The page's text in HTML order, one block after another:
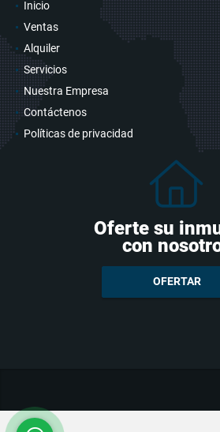
Inicio
Ventas
Alquiler
Servicios
Nuestra Empresa
Contáctenos
Políticas de privacidad
Oferte su
con
OFERTAR